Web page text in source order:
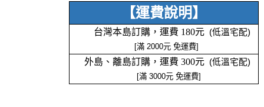
【運費說明】
台灣本島訂購，運費 180元 (低溫宅配)
[滿 2000元 免運費]
外島、離島訂購，運費 300元 (低溫宅配)
[滿 3000元 免運費]